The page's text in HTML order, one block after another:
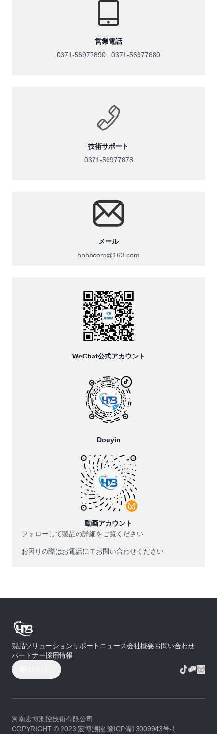
営業電話
0371-56977890 0371-56977880
技術サポート
0371-56977878
メール
hnhbcom@163.com
WeChat公式アカウント
Douyin
動画アカウント
フォローして製品の詳細をご覧ください
お困りの際はお電話にてお問い合わせください
製品ソリューションサポート ニュース会社概要お問い合わせ
パートナー採用情報
河南宏博測控技術有限公司
COPYRIGHT © 2023 宏博測控 豫ICP備13009943号-1